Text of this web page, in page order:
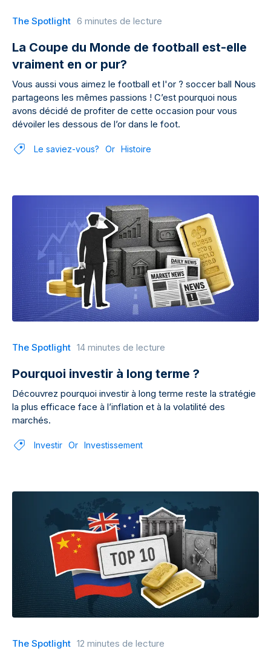
The Spotlight 6 minutes de lecture
La Coupe du Monde de football est-elle
vraiment en or pur?
Vous aussi vous aimez le football et l'or ? soccer ball Nous
partageons les mêmes passions ! C’est pourquoi nous
avons décidé de profiter de cette occasion pour vous
dévoiler les dessous de l’or dans le foot.
Le saviez-vous? Or Histoire
The Spotlight 14 minutes de lecture
Pourquoi investir à long terme ?
Découvrez pourquoi investir à long terme reste la stratégie
la plus efficace face à l’inflation et à la volatilité des
marchés.
Investir Or Investissement
The Spotlight 12 minutes de lecture